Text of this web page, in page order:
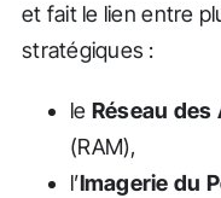
et fait le lien entre
stratégiques :
le Réseau
(RAM),
l’Imagerie du